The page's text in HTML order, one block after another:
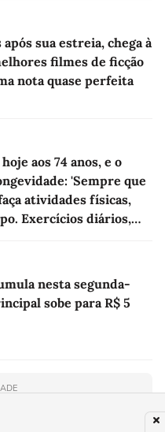
sua estreia, chega à
filmes de ficção
nota quase perfeita
aos 74 anos, e o
'Sempre que
atividades físicas,
Exercícios diários,
nesta segunda-
sobe para R$ 5